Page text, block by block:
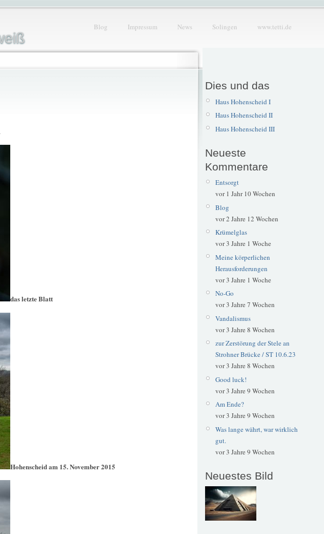
Blog Impressum News Solingen www.tetti.de
das letzte Blatt
Hohenscheid am 15. November 2015
Dies und das
Haus Hohenscheid I
Haus Hohenscheid II
Haus Hohenscheid III
Neueste
Kommentare
Entsorgt
vor 1 Jahr 10 Wochen
Blog
vor 2 Jahre 12 Wochen
Krümelglas
vor 3 Jahre 1 Woche
Meine körperlichen
Herausforderungen
vor 3 Jahre 1 Woche
No-Go
vor 3 Jahre 7 Wochen
Vandalismus
vor 3 Jahre 8 Wochen
zur Zerstörung der Stele an
Strohner Brücke / ST 10.6.23
vor 3 Jahre 8 Wochen
Good luck!
vor 3 Jahre 9 Wochen
Am Ende?
vor 3 Jahre 9 Wochen
Was lange währt, war wirklich
gut.
vor 3 Jahre 9 Wochen
Neuestes Bild